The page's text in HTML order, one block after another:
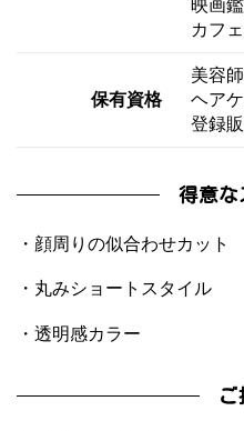
映画
カフ
保有資格
美容
ヘア
登録
得意な
・顔周りの似合わせカット
・丸みショートスタイル
・透明感カラー
ご